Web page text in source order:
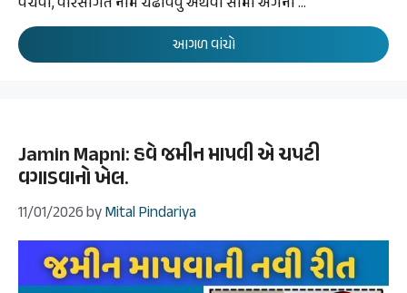
આગળ વાંચો
Jamin Mapni: હવે જમીન માપવી એ ચપટી
વગાડવાનો ખેલ.
11/01/2026byMital Pindariya